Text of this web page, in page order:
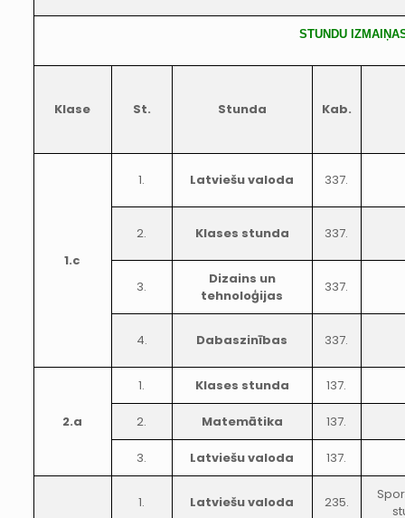
STUNDU
Klase St. Stunda Kab.
1.c
1. Latviešu valoda 337.
2. Klases stunda 337.
3.
Dizains un
tehnoloģijas
337.
4. Dabaszinības 337.
2.a
1. Klases stunda 137.
2. Matemātika 137.
3. Latviešu valoda 137.
1. Latviešu valoda 235.